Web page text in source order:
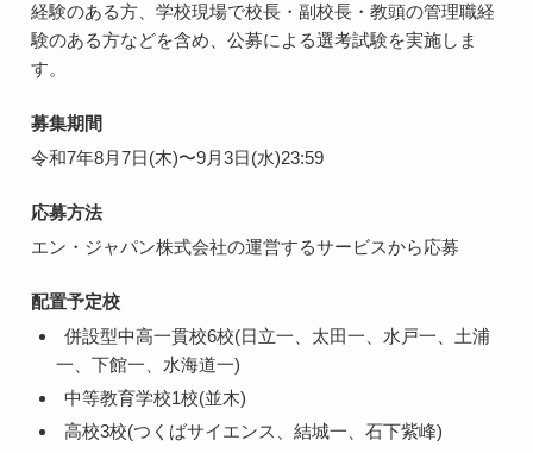
経験のある方、学校現場で校長・副校長・教頭の管理職経
験のある方などを含め、公募による選考試験を実施しま
す。
募集期間
令和7年8月7日(木)〜9月3日(水)23:59
応募方法
エン・ジャパン株式会社の運営するサービスから応募
配置予定校
併設型中高一貫校6校(日立一、太田一、水戸一、土浦
一、下館一、水海道一)
中等教育学校1校(並木)
高校3校(つくばサイエンス、結城一、石下紫峰)